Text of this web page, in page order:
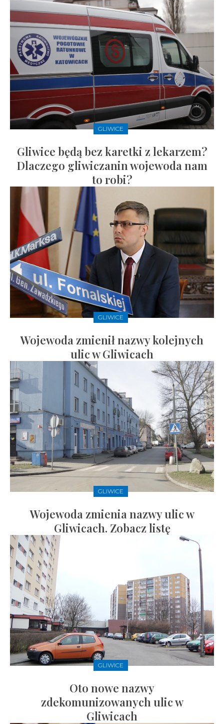
GLIWICE
Gliwice będą bez karetki z lekarzem?
Dlaczego gliwiczanin wojewoda nam
to robi?
GLIWICE
Wojewoda zmienił nazwy kolejnych
ulic w Gliwicach
GLIWICE
Wojewoda zmienia nazwy ulic w
Gliwicach. Zobacz listę
GLIWICE
Oto nowe nazwy
zdekomunizowanych ulic w
Gliwicach